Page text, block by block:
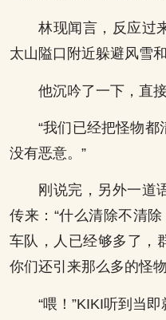
林现闻言，反应过
太山隘口附近躲避风雪
他沉吟了一下，直
“我们已经把怪物都
没有恶意。”
刚说完，另外一道
传来：“什么清除不清
车队，人已经够多了，
你们还引来那么多的怪
“喂！”KIKI听到当